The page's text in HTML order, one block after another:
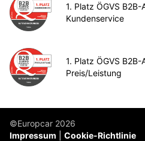
1. Platz ÖGVS
Kundenservice
1. Platz ÖGVS
Preis/Leistung
©Europcar 2026
Impressum
Cookie-Richtlinie